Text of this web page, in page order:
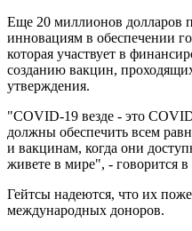
Еще 20 миллионов долларов
инновациям в обеспечении
которая участвует в
созданию вакцин,
утверждения.
"COVID-19 везде - это
должны обеспечить всем
и вакцинам, когда они
живете в мире", - говорится в
Гейтсы надеются, что их
международных доноров.